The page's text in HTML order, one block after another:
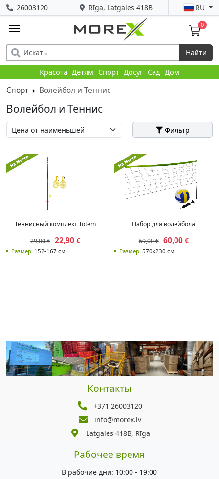
Rīga, Latgales 418B
26003120 RU
0
Найти
Красота Детям Спорт Досуг Сад Дом
Спорт Волейбол и Теннис
Волейбол и Теннис
Фильтр
Теннисный комплект Totem
29,00 € 22,90 €
Размер:152-167 см
Набор для волейбола
69,00 € 60,00€
Размер: 570x230 см
Контакты
+371 26003120
info@morex.lv
Latgales 418B, Rīga
Рабочее время
В рабочие дни: 10:00 - 19:00